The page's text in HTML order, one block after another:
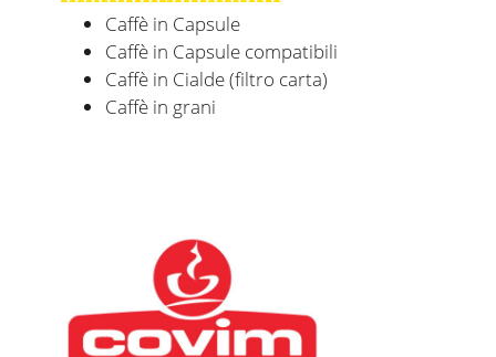
Caffè in Capsule
Caffè in Capsule compatibili
Caffè in Cialde (filtro carta)
Caffè in grani